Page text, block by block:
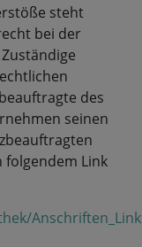
steht
bei der
des
seinen
folgendem Link